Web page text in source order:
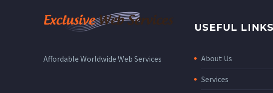
USEFUL LINKS
About Us
Services
Affordable Worldwide Web Services